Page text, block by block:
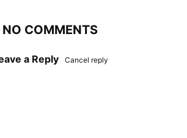
NO COMMENTS
a Reply Cancel reply